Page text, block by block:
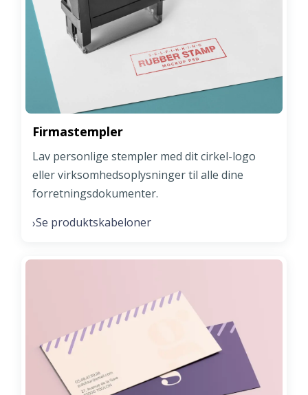
Firmastempler
Lav personlige stempler med dit cirkel-logo
eller virksomhedsoplysninger til alle dine
forretningsdokumenter.
›Se produktskabeloner